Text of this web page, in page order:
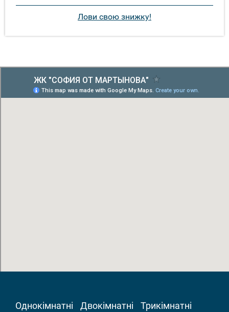
Лови свою знижку!
Однокімнатні Двокімнатні Трикімнатні